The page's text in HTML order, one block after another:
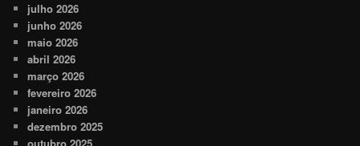
julho 2026
junho 2026
maio 2026
abril 2026
março 2026
fevereiro 2026
janeiro 2026
dezembro 2025